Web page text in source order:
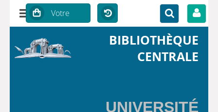
BIBLIOTHÈQUE
CENTRALE
UNIVERSITÉ